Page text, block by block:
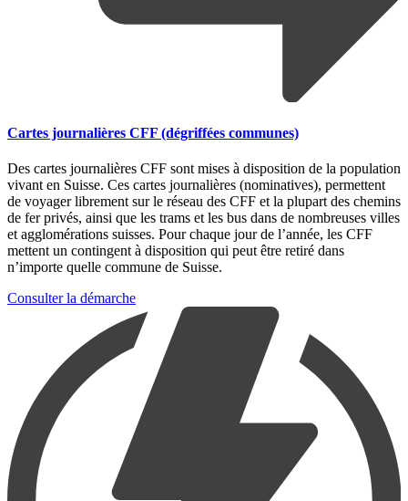
Cartes journalières CFF (dégriffées communes)
Des cartes journalières CFF sont mises à disposition de la population
vivant en Suisse. Ces cartes journalières (nominatives), permettent
de voyager librement sur le réseau des CFF et la plupart des chemins
de fer privés, ainsi que les trams et les bus dans de nombreuses villes
et agglomérations suisses. Pour chaque jour de l’année, les CFF
mettent un contingent à disposition qui peut être retiré dans
n’importe quelle commune de Suisse.
Consulter la démarche